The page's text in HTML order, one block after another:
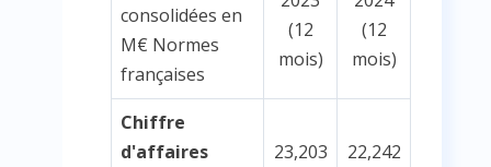
consolidées en
M€ Normes
françaises
(12
mois)
(12
mois)
Chiffre
d'affaires
23,203 22,242